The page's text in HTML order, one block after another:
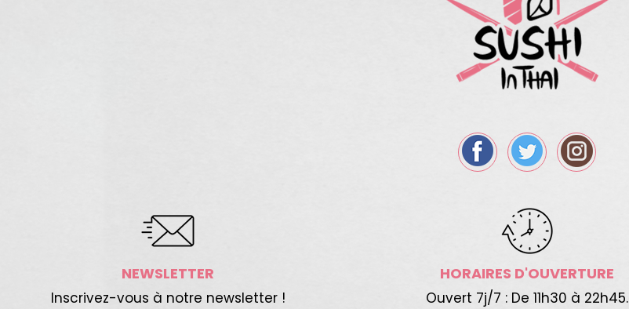
NEWSLETTER
Inscrivez-vous à notre newsletter !
HORAIRES D'OUVERTURE
Ouvert 7j/7 : De 11h30 à 22h45.